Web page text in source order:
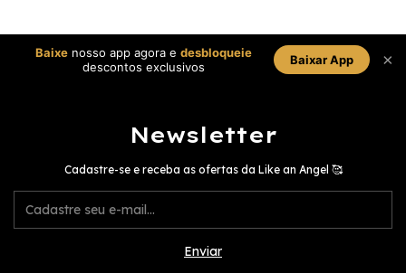
Baixenosso app agora e desbloqueie
descontos exclusivos
Baixar App ×
Newsletter
Cadastre-se e receba as ofertas da Like an Angel 🥰